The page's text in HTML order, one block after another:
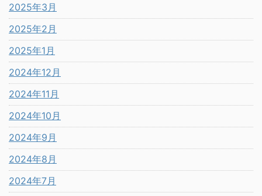
2025年3月
2025年2月
2025年1月
2024年12月
2024年11月
2024年10月
2024年9月
2024年8月
2024年7月